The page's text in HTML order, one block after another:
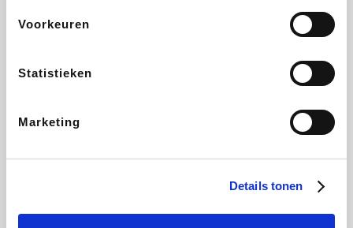
Voorkeuren
Statistieken
Marketing
Details tonen
CheapTickets.be DeubaXXL